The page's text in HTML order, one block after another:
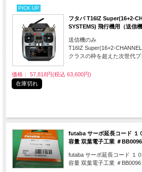
PICK UP
フタバ T16IZ Super(16+2-
SYSTEMS) 飛行機用（送信
送信機のみ
T16IZ Super(16+2-
クラスの枠を超えた次世代プ
価格： 57,818円(税込 63,600円)
在庫切れ
futaba サーボ延長コード １
容量 双葉電子工業 ＃BB0096
futaba サーボ延長コード １
容量 双葉電子工業 ＃BB0096